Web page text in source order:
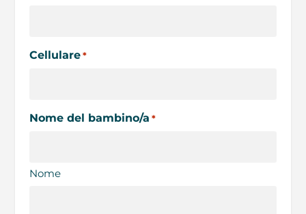
Cellulare *
Nome del bambino/a *
Nome